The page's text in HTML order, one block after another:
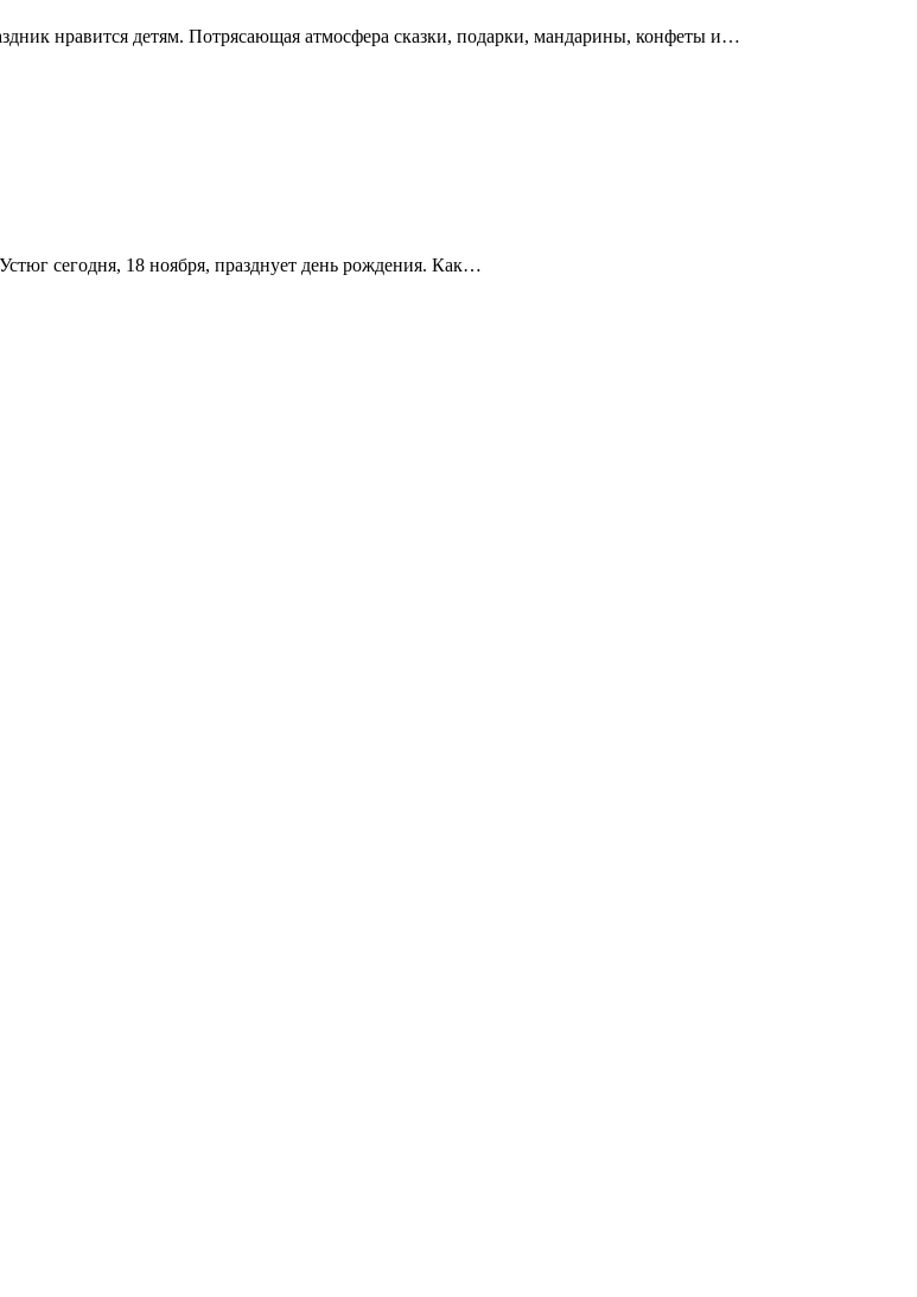
нравится детям. Потрясающая атмосфера сказки, подарки, мандарины, конфеты и…
сегодня, 18 ноября, празднует день рождения. Как…